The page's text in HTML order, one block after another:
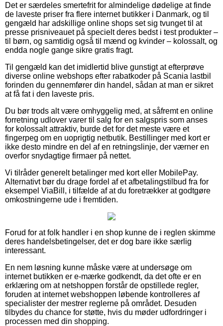
Det er særdeles smertefrit for almindelige dødelige at finde
de laveste priser fra flere internet butikker i Danmark, og til
gengæld har adskillige online shops set sig tvunget til at
presse prisniveauet på specielt deres bedst i test produkter –
til børn, og samtidig også til mænd og kvinder – kolossalt, og
endda nogle gange sikre gratis fragt.
Til gengæld kan det imidlertid blive gunstigt at efterprøve
diverse online webshops efter rabatkoder på Scania lastbil
forinden du gennemfører din handel, sådan at man er sikret
at få fat i den laveste pris.
Du bør trods alt være omhyggelig med, at såfremt en online
forretning udlover varer til salg for en salgspris som anses
for kolossalt attraktiv, burde det for det meste være et
fingerpeg om en uoprigtig netbutik. Bestillinger med kort er
ikke desto mindre en del af en retningslinje, der værner en
overfor snydagtige firmaer på nettet.
Vi tilråder generelt betalinger med kort eller MobilePay.
Alternativt bør du drage fordel af et afbetalingstilbud fra for
eksempel ViaBill, i tilfælde af at du foretrækker at godtgøre
omkostningerne ude i fremtiden.
Forud for at folk handler i en shop kunne de i reglen skimme
deres handelsbetingelser, det er dog bare ikke særlig
interessant.
En nem løsning kunne måske være at undersøge om
internet butikken er e-mærke godkendt, da det ofte er en
erklæring om at netshoppen forstår de opstillede regler,
foruden at internet webshoppen løbende kontrolleres af
specialister der mestrer reglerne på området. Desuden
tilbydes du chance for støtte, hvis du møder udfordringer i
processen med din shopping.